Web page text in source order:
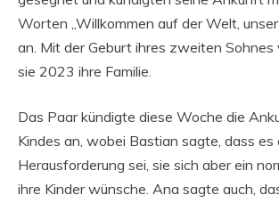
Worten „Willkommen auf der Welt, unser
an. Mit der Geburt ihres zweiten
sie 2023 ihre Familie.
Das Paar kündigte diese Woche die
Kindes an, wobei Bastian sagte, dass es
Herausforderung sei, sie sich aber ein
ihre Kinder wünsche. Ana sagte auch,